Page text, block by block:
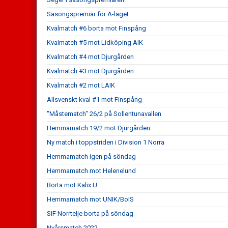
Säsongspremiär för A-laget
Kvalmatch #6 borta mot Finspång
Kvalmatch #5 mot Lidköping AIK
Kvalmatch #4 mot Djurgården
Kvalmatch #3 mot Djurgården
Kvalmatch #2 mot LAIK
Allsvenskt kval #1 mot Finspång
"Måstematch" 26/2 på Sollentunavallen
Hemmamatch 19/2 mot Djurgården
Ny match i toppstriden i Division 1 Norra
Hemmamatch igen på söndag
Hemmamatch mot Helenelund
Borta mot Kalix U
Hemmamatch mot UNIK/BoIS
SIF Norrtelje borta på söndag